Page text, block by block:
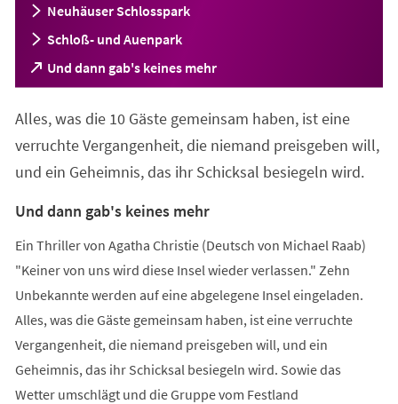
Neuhäuser Schlosspark
Schloß- und Auenpark
Und dann gab's keines mehr
(Öffnet
in
neuen
Alles, was die 10 Gäste gemeinsam haben, ist eine
verruchte Vergangenheit, die niemand preisgeben will,
und ein Geheimnis, das ihr Schicksal besiegeln wird.
Und dann gab's keines mehr
Ein Thriller von Agatha Christie (Deutsch von Michael Raab)
"Keiner von uns wird diese Insel wieder verlassen." Zehn
Unbekannte werden auf eine abgelegene Insel eingeladen.
Alles, was die Gäste gemeinsam haben, ist eine verruchte
Vergangenheit, die niemand preisgeben will, und ein
Geheimnis, das ihr Schicksal besiegeln wird. Sowie das
Wetter umschlägt und die Gruppe vom Festland